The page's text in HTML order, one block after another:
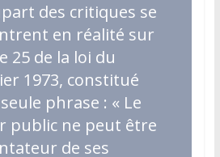
des critiques se
en réalité sur
25 de la loi du
1973, constitué
phrase : « Le
public ne peut être
de ses